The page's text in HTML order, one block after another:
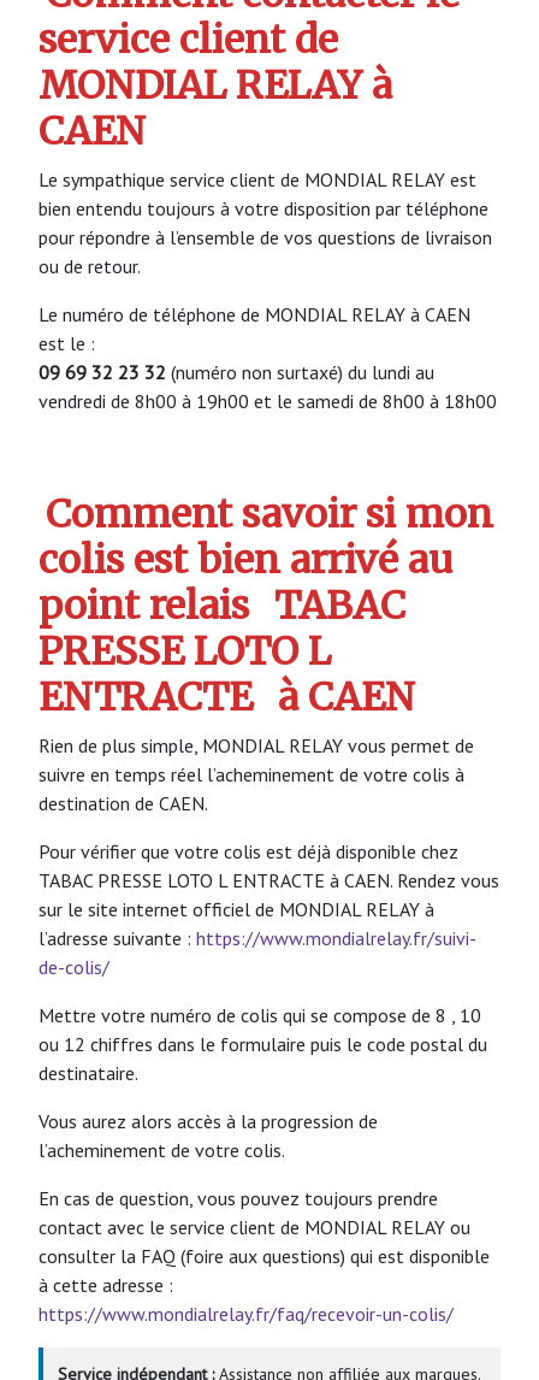
service client de
MONDIAL RELAY à
CAEN
Le sympathique service client de MONDIAL RELAY est
bien entendu toujours à votre disposition par téléphone
pour répondre à l’ensemble de vos questions de livraison
ou de retour.
Le numéro de téléphone de MONDIAL RELAY à CAEN
est le :
09 69 32 23 32 (numéro non surtaxé) du lundi au
vendredi de 8h00 à 19h00 et le samedi de 8h00 à 18h00
Comment savoir si mon
colis est bien arrivé au
point relais TABAC
PRESSE LOTO L
ENTRACTE à CAEN
Rien de plus simple, MONDIAL RELAY vous permet de
suivre en temps réel l’acheminement de votre colis à
destination de CAEN.
Pour vérifier que votre colis est déjà disponible chez
TABAC PRESSE LOTO L ENTRACTE à CAEN. Rendez vous
sur le site internet officiel de MONDIAL RELAY à
l’adresse suivante : https://www.mondialrelay.fr/suivi-
de-colis/
Mettre votre numéro de colis qui se compose de 8 , 10
ou 12 chiffres dans le formulaire puis le code postal du
destinataire.
Vous aurez alors accès à la progression de
l’acheminement de votre colis.
En cas de question, vous pouvez toujours prendre
contact avec le service client de MONDIAL RELAY ou
consulter la FAQ (foire aux questions) qui est disponible
à cette adresse :
https://www.mondialrelay.fr/faq/recevoir-un-colis/
Service indépendant :Assistance non affiliée aux marques.